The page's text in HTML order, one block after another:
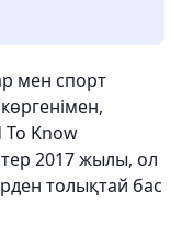
мен спорт
Know
2017 жылы, ол
толықтай бас